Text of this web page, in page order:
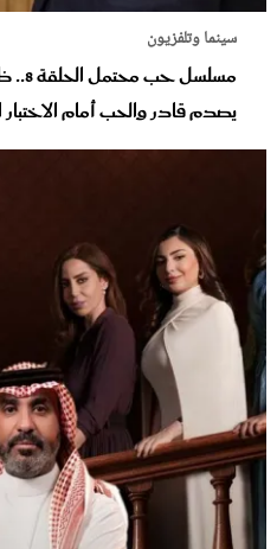
سينما وتلفزيون
يصدم قادر والحب أمام